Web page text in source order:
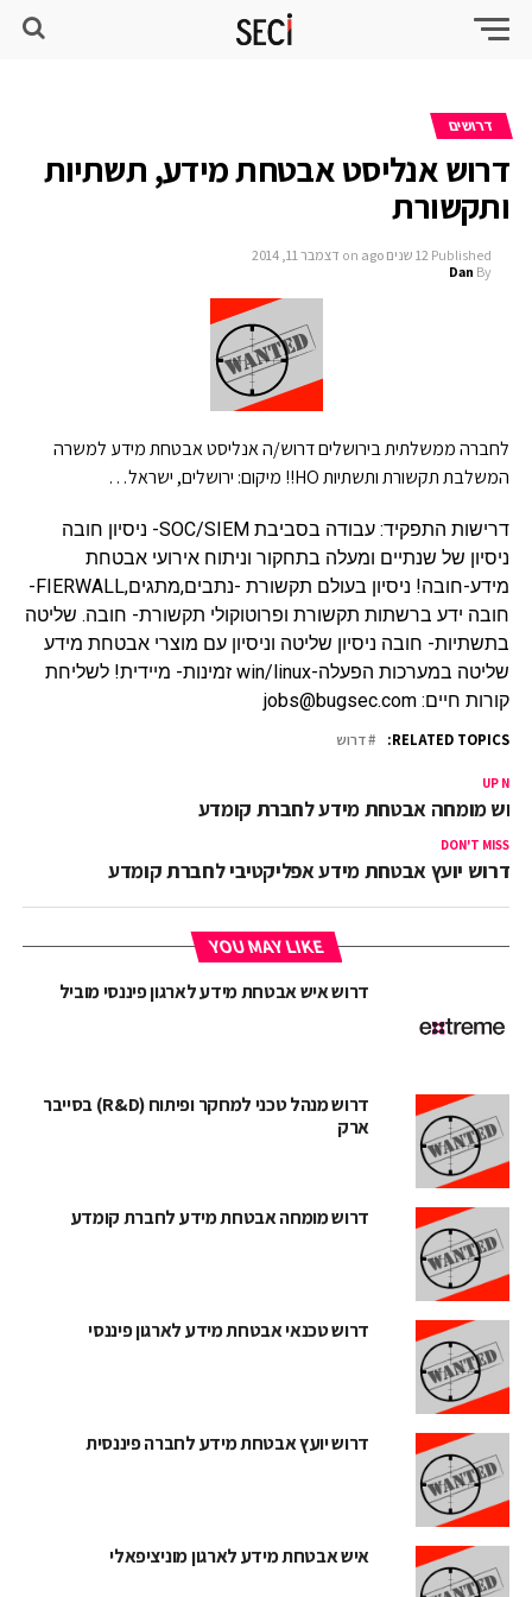
דרושים
דרוש אנליסט אבטחת מידע, תשתיות
ותקשורת
Published 12 שנים ago on דצמבר 11, 2014
By
Dan
לחברה ממשלתית בירושלים דרוש/ה אנליסט אבטחת מידע למשרה
המשלבת תקשורת ותשתיות HO!! מיקום: ירושלים, ישראל
…
דרישות התפקיד: עבודה בסביבת SOC/SIEM- ניסיון חובה
ניסיון של שנתיים ומעלה בתחקור וניתוח אירועי אבטחת
מידע-חובה! ניסיון בעולם תקשורת -נתבים,מתגים,FIERWALL-
חובה ידע ברשתות תקשורת ופרוטוקולי תקשורת- חובה. שליטה
בתשתיות- חובה ניסיון שליטה וניסיון עם מוצרי אבטחת מידע
שליטה במערכות הפעלה-win/linux זמינות- מיידית! לשליחת
קורות חיים: jobs@bugsec.com
RELATED TOPICS: דרוש
UP
מומחה אבטחת מידע לחברת קומדע
DON'T MISS
דרוש יועץ אבטחת מידע אפליקטיבי לחברת קומדע
YOU MAY LIKE
דרוש איש אבטחת מידע לארגון פיננסי מוביל
דרוש מנהל טכני למחקר ופיתוח (R&D) בסייבר
ארק
דרוש מומחה אבטחת מידע לחברת קומדע
דרוש טכנאי אבטחת מידע לארגון פיננסי
דרוש יועץ אבטחת מידע לחברה פיננסית
איש אבטחת מידע לארגון מוניציפאלי